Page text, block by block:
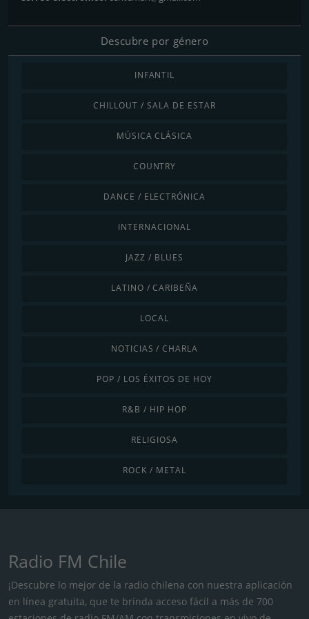
Descubre por género
INFANTIL
CHILLOUT / SALA DE ESTAR
MÚSICA CLÁSICA
COUNTRY
DANCE / ELECTRÓNICA
INTERNACIONAL
JAZZ / BLUES
LATINO / CARIBEÑA
LOCAL
NOTICIAS / CHARLA
POP / LOS ÉXITOS DE HOY
R&B / HIP HOP
RELIGIOSA
ROCK / METAL
Radio FM Chile
¡Descubre lo mejor de la radio chilena con nuestra aplicación
en línea gratuita, que te brinda acceso fácil a más de 700